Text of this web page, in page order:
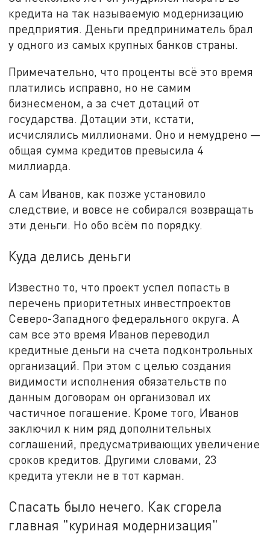
кредита на так называемую модернизацию
предприятия. Деньги предприниматель брал
у одного из самых крупных банков страны.
Примечательно, что проценты всё это время
платились исправно, но не самим
бизнесменом, а за счет дотаций от
государства. Дотации эти, кстати,
исчислялись миллионами. Оно и немудрено —
общая сумма кредитов превысила 4
миллиарда.
А сам Иванов, как позже установило
следствие, и вовсе не собирался возвращать
эти деньги. Но обо всём по порядку.
Куда делись деньги
Известно то, что проект успел попасть в
перечень приоритетных инвестпроектов
Северо-Западного федерального округа. А
сам все это время Иванов переводил
кредитные деньги на счета подконтрольных
организаций. При этом с целью создания
видимости исполнения обязательств по
данным договорам он организовал их
частичное погашение. Кроме того, Иванов
заключил к ним ряд дополнительных
соглашений, предусматривающих увеличение
сроков кредитов. Другими словами, 23
кредита утекли не в тот карман.
Спасать было нечего. Как сгорела
главная "куриная модернизация"